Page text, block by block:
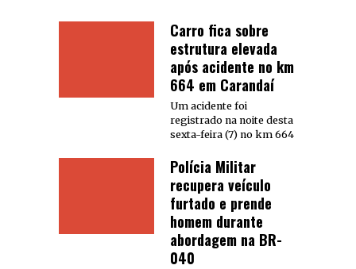
Carro fica sobre
estrutura elevada
após acidente no km
664 em Carandaí
Um acidente foi
registrado na noite desta
sexta-feira (7) no km 664
Polícia Militar
recupera veículo
furtado e prende
homem durante
abordagem na BR-
040